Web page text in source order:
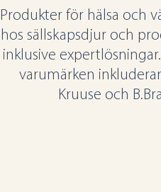
Produkter för hälsa och
hos sällskapsdjur och
inklusive
varumärken
Kruuse och